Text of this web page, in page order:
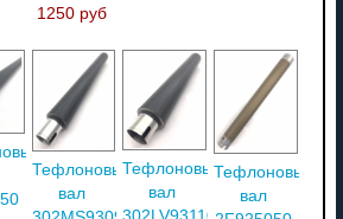
1250 руб
Тефлоновый
вал
Тефлоновый
вал
Тефлоновый
вал